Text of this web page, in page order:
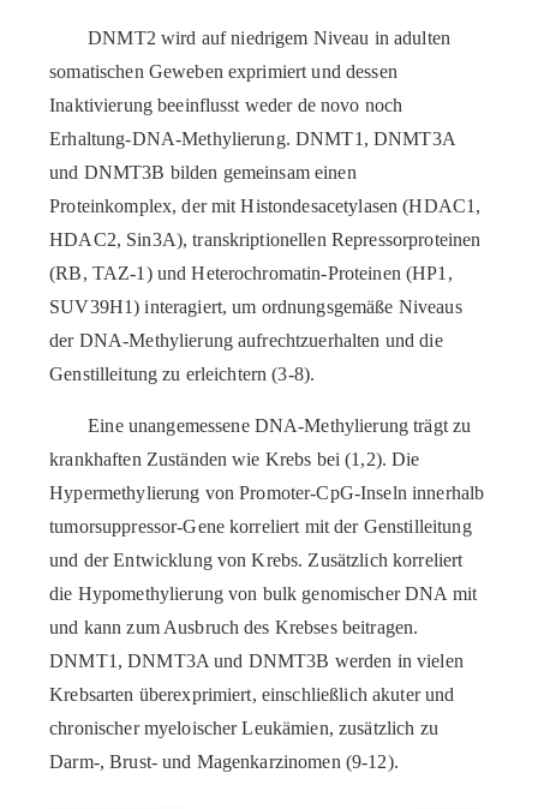
DNMT2 wird auf niedrigem Niveau in adulten
somatischen Geweben exprimiert und dessen
Inaktivierung beeinflusst weder de novo noch
Erhaltung-DNA-Methylierung. DNMT1, DNMT3A
und DNMT3B bilden gemeinsam einen
Proteinkomplex, der mit Histondesacetylasen (HDAC1,
HDAC2, Sin3A), transkriptionellen Repressorproteinen
(RB, TAZ-1) und Heterochromatin-Proteinen (HP1,
SUV39H1) interagiert, um ordnungsgemäße Niveaus
der DNA-Methylierung aufrechtzuerhalten und die
Genstilleitung zu erleichtern (3-8).
Eine unangemessene DNA-Methylierung trägt zu
krankhaften Zuständen wie Krebs bei (1,2). Die
Hypermethylierung von Promoter-CpG-Inseln innerhalb
tumorsuppressor-Gene korreliert mit der Genstilleitung
und der Entwicklung von Krebs. Zusätzlich korreliert
die Hypomethylierung von bulk genomischer DNA mit
und kann zum Ausbruch des Krebses beitragen.
DNMT1, DNMT3A und DNMT3B werden in vielen
Krebsarten überexprimiert, einschließlich akuter und
chronischer myeloischer Leukämien, zusätzlich zu
Darm-, Brust- und Magenkarzinomen (9-12).